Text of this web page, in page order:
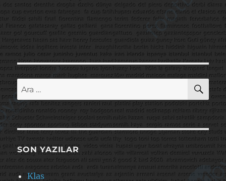
Ara:
SON YAZILAR
Klas